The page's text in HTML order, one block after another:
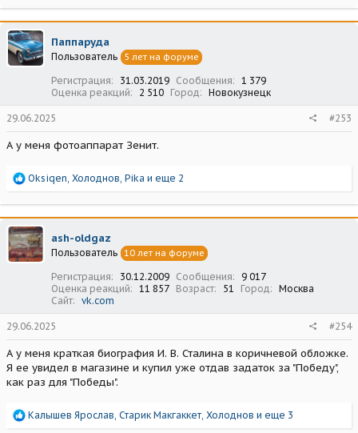
а
к
ц
и
и
Паппаруда
Пользователь 5 лет на форуме
Регистрация 31.03.2019 Сообщения
1 379
Оценка реакций
2 510 Город Новокузнецк
29.06.2025 #253
А у меня фотоаппарат Зенит.
Р
а
к
ц
и
и
Oksiqen, Холоднов, Pika и еще 2
ash-oldgaz
Пользователь 10 лет на форуме
Регистрация 30.12.2009 Сообщения
9 017
Оценка реакций
11 857 Возраст 51 Город
Москва
Сайт
vk.com
29.06.2025 #254
А у меня краткая биография И. В. Сталина в коричневой обложке.
Я ее увидел в магазине и купил уже отдав задаток за "Победу",
как раз для "Победы".
Р
Калышев Ярослав, Старик Макгаккет, Холоднов и еще 3